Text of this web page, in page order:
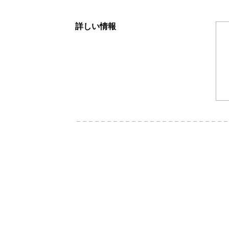
詳しい情報